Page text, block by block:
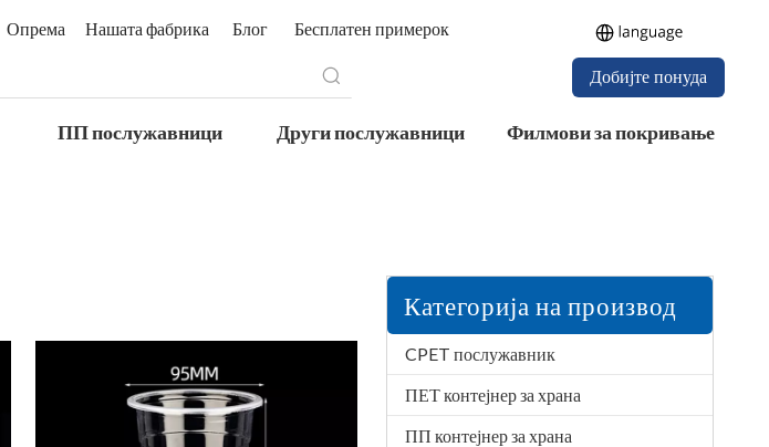
Опрема Нашата фабрика Блог Бесплатен примерок
Добијте понуда
ПП послужавници Други послужавници Филмови за покривање
Категорија на производ
CPET послужавник
ПЕТ контејнер за храна
ПП контејнер за храна